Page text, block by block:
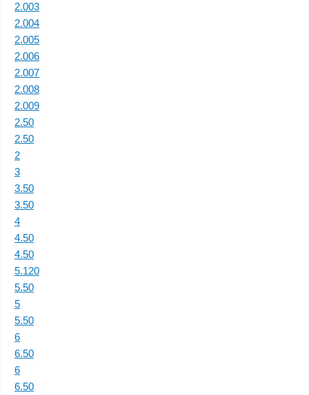
2.003
2.004
2.005
2.006
2.007
2.008
2.009
2.50
2.50
2
3
3.50
3.50
4
4.50
4.50
5.120
5.50
5
5.50
6
6.50
6
6.50